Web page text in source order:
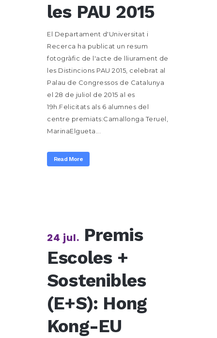
les PAU 2015
El Departament d'Universitat i
Recerca ha publicat un resum
fotogràfic de l'acte de lliurament de
les Distincions PAU 2015, celebrat al
Palau de Congressos de Catalunya
el 28 de juliol de 2015 al es
19h.Felicitats als 6 alumnes del
centre premiats:Camallonga Teruel,
MarinaElgueta...
Read More
24 jul. Premis
Escoles +
Sostenibles
(E+S): Hong
Kong-EU